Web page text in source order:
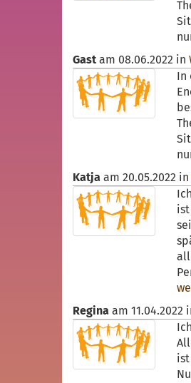
Gast am 08.06.2022 in
In
Katja am 20.05.2022 in
ist
Regina am 11.04.2022
ist